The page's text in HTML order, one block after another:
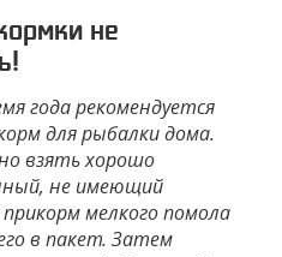
не
года рекомендуется
для рыбалки дома.
взять хорошо
не имеющий
прикорм мелкого помола
в пакет. Затем